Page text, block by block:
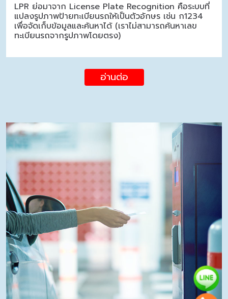
LPR ย่อมาจาก License Plate Recognition คือระบบที่
แปลงรูปภาพป้ายทะเบียนรถให้เป็นตัวอักษร เช่น ก1234
เพื่อจัดเก็บข้อมูลและค้นหาได้ (เราไม่สามารถค้นหาเลข
ทะเบียนรถจากรูปภาพโดยตรง)
อ่านต่อ